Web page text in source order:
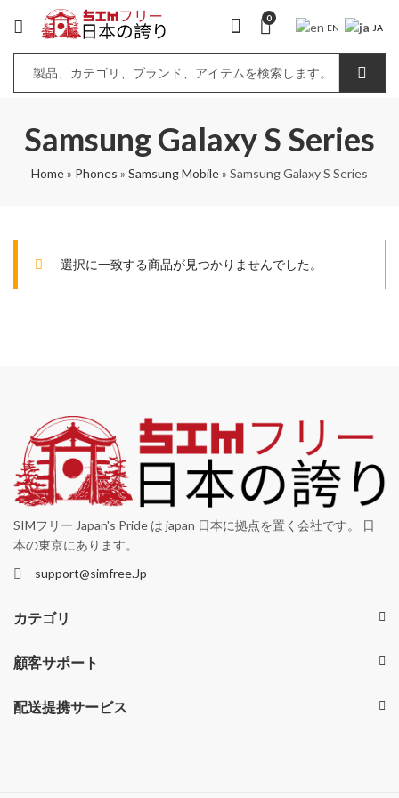
0
EN
JA
Samsung Galaxy S Series
Home» Phones » Samsung Mobile» Samsung Galaxy S Series
選択に一致する商品が見つかりませんでした。
SIMフリー Japan's Pride は japan 日本に拠点を置く会社です。 日
本の東京にあります。
support@simfree.Jp
カテゴリ
顧客サポート
配送提携サービス